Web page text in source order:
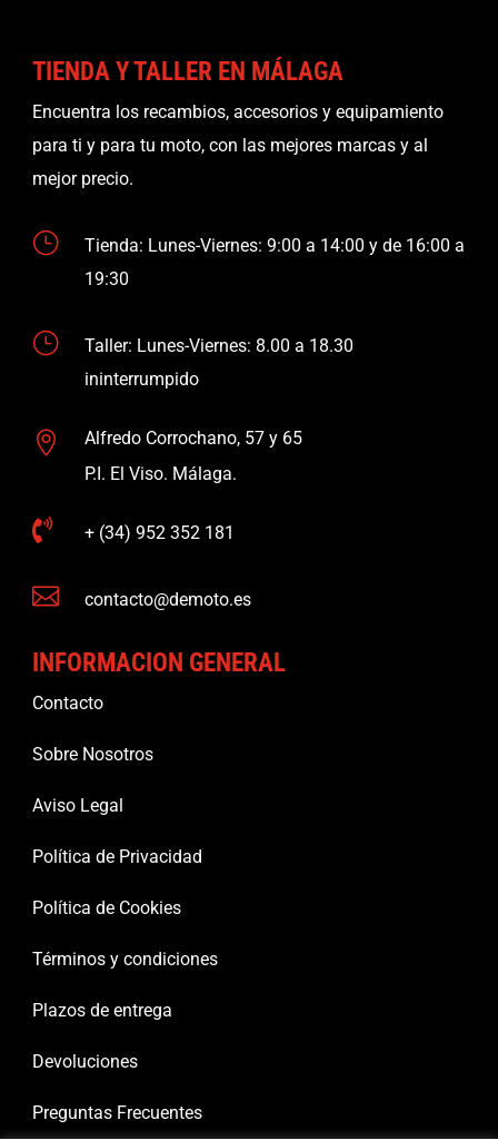
TIENDA Y TALLER EN MÁLAGA
Encuentra los recambios, accesorios y equipamiento
para ti y para tu moto, con las mejores marcas y al
mejor precio.
}
Tienda: Lunes-Viernes: 9:00 a 14:00 y de 16:00 a
19:30
}
Taller: Lunes-Viernes: 8.00 a 18.30
ininterrumpido

Alfredo Corrochano, 57 y 65
P.I. El Viso. Málaga.
 + (34) 952 352 181
 contacto@demoto.es
INFORMACION GENERAL
Contacto
Sobre Nosotros
Aviso Legal
Política de Privacidad
Política de Cookies
Términos y condiciones
Plazos de entrega
Devoluciones
Preguntas Frecuentes